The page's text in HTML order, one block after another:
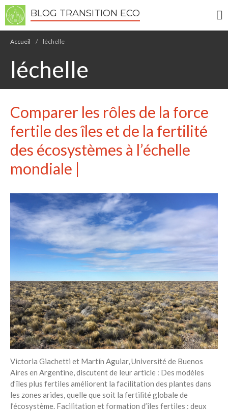
Écologie
Développement durable
Permaculture
🌿Recettes Bio DIY
Recent Posts
6 éco-actions faciles à prendre
avec vos enfants
Réduire les déchets : votre
guide pour les citoyens et les
électeurs
Toits verts | Association
Permaculturelle
L’intelligence artificielle pour
prédire le succès des invasions
biologiques – The Applied
Ecologist
Utiliser l’apprentissage
automatique pour prédire le
succès d’une invasion – The
BLOG TRANSITION ECO
Accueil / léchelle
léchelle
Comparer les rôles de la force
fertile des îles et de la fertilité
des écosystèmes à l’échelle
mondiale |
Victoria Giachetti et Martín Aguiar, Université de Buenos
Aires en Argentine, discutent de leur article : Des modèles
d’îles plus fertiles améliorent la facilitation des plantes dans
les zones arides, quelle que soit la fertilité globale de
l’écosystème. Facilitation et formation d’îles fertiles : deux